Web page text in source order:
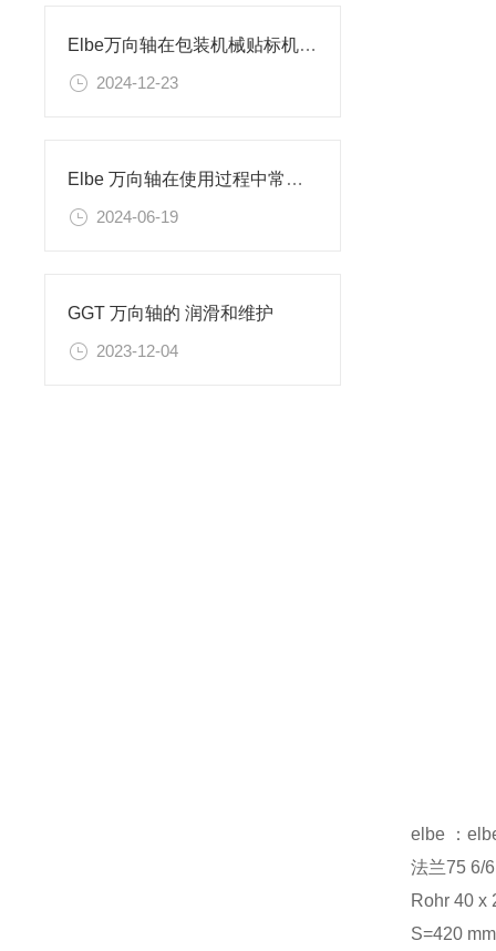
Elbe万向轴在包装机械贴标机的应用
2024-12-23
Elbe 万向轴在使用过程中常见的问题
2024-06-19
GGT 万向轴的 润滑和维护
2023-12-04
elbe ：
法兰75 6/
Rohr 40 x
S=420